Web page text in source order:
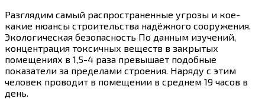
Разглядим самый распространенные угрозы и кое-
какие нюансы строительства надёжного сооружения.
Экологическая безопасность По данным изучений,
концентрация токсичных веществ в закрытых
помещениях в 1,5-4 раза превышает подобные
показатели за пределами строения. Наряду с этим
человек проводит в помещении в среднем 19 часов в
день.